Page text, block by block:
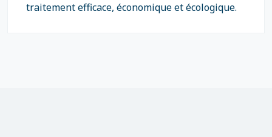
traitement efficace, économique et écologique.